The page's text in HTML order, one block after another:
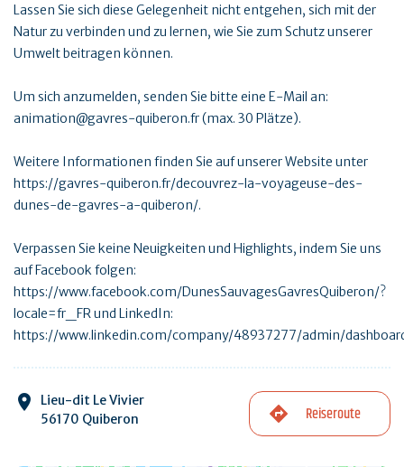
Lassen Sie sich diese Gelegenheit nicht entgehen, sich mit der
Natur zu verbinden und zu lernen, wie Sie zum Schutz unserer
Umwelt beitragen können.
Um sich anzumelden, senden Sie bitte eine E-Mail an:
animation@gavres-quiberon.fr (max. 30 Plätze).
Weitere Informationen finden Sie auf unserer Website unter
https://gavres-quiberon.fr/decouvrez-la-voyageuse-des-
dunes-de-gavres-a-quiberon/.
Verpassen Sie keine Neuigkeiten und Highlights, indem Sie uns
auf Facebook folgen:
https://www.facebook.com/DunesSauvagesGavresQuiberon/?
locale=fr_FR und LinkedIn:
https://www.linkedin.com/company/48937277/admin/
Lieu-dit Le Vivier
56170 Quiberon
Reiseroute